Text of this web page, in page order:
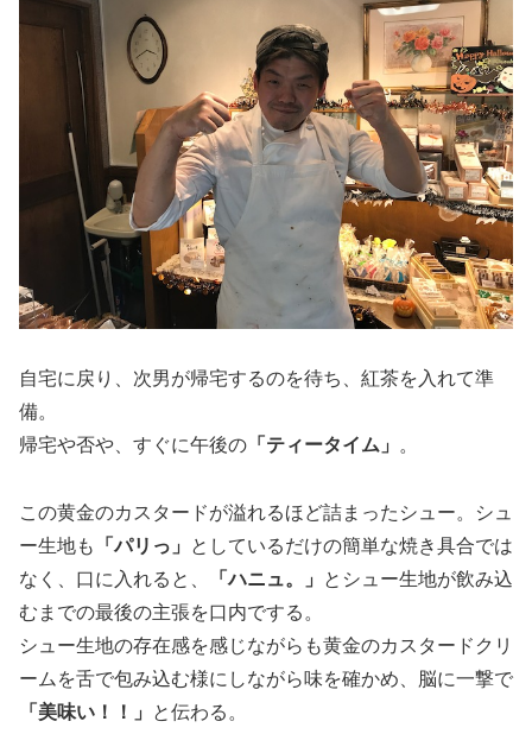
自宅に戻り、次男が帰宅するのを待ち、紅茶を入れて準
備。
帰宅や否や、すぐに午後の 「ティータイム」 。
この黄金のカスタードが溢れるほど詰まったシュー。シュ
ー生地も
「パリっ」
としているだけの簡単な焼き具合では
なく、口に入れると、
「ハニュ。」
とシュー生地が飲み込
むまでの最後の主張を口内でする。
シュー生地の存在感を感じながらも黄金のカスタードクリ
ームを舌で包み込む様にしながら味を確かめ、脳に一撃で
「美味い！！」
と伝わる。